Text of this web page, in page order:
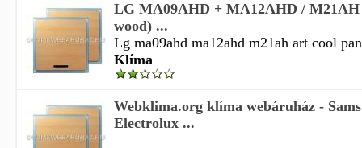
LG MA09AHD + MA12AHD / M21AH
wood) ...
Lg ma09ahd ma12ahd m21ah art cool
Klíma
Webklima.org klíma webáruház -
Electrolux ...